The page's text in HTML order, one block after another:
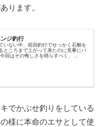
ります。
ジ釣行
いない中、前回釣行でせっかく石鯛を
ところまで上がって来たのに見事にバ
回はその悔しさを晴らすべく、
でかぶせ釣りをしている
様に本命のエサとして使